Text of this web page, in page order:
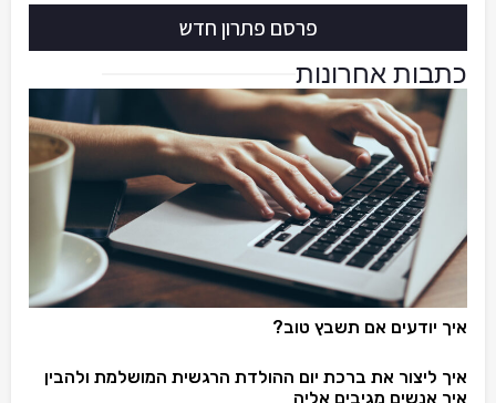
פרסם פתרון חדש
כתבות אחרונות
איך יודעים אם תשבץ טוב?
איך ליצור את ברכת יום ההולדת הרגשית המושלמת ולהבין
איך אנשים מגיבים אליה